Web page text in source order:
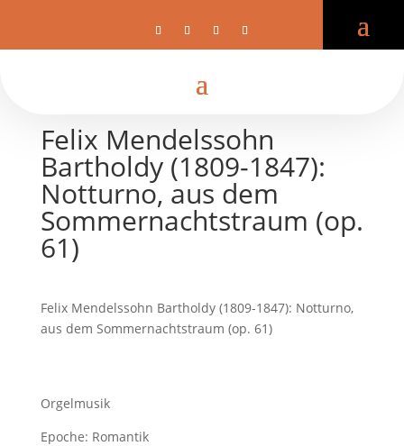
Felix Mendelssohn
Bartholdy (1809-1847):
Notturno, aus dem
Sommernachtstraum (op.
61)
Felix Mendelssohn Bartholdy (1809-1847): Notturno,
aus dem Sommernachtstraum (op. 61)
Orgelmusik
Epoche: Romantik